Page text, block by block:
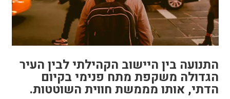
התנועה בין היישוב הקהילתי לבין העיר
הגדולה משקפת מתח פנימי בקיום
הדתי, אותו מממשת חווית השוטטות.